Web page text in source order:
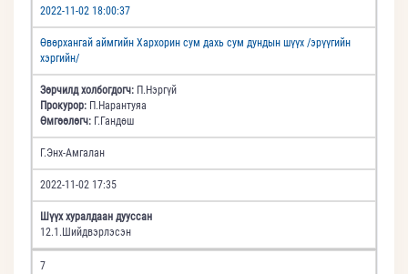
2022-11-02 18:00:37
Өвөрхангай аймгийн Хархорин сум дахь сум дундын шүүх /эрүүгийн
хэргийн/
Зөрчилд холбогдогч: П.Нэргүй
Прокурор: П.Нарантуяа
Өмгөөлөгч: Г.Гандөш
Г.Энх-Амгалан
2022-11-02 17:35
Шүүх хуралдаан дууссан
12.1.Шийдвэрлэсэн
7